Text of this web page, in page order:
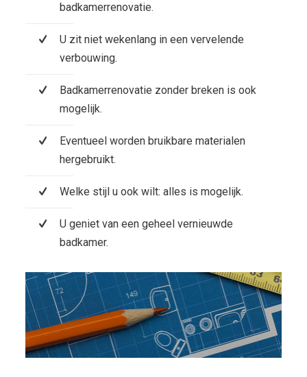
badkamerrenovatie.
U zit niet wekenlang in een vervelende
verbouwing.
Badkamerrenovatie zonder breken is ook
mogelijk.
Eventueel worden bruikbare materialen
hergebruikt.
Welke stijl u ook wilt: alles is mogelijk.
U geniet van een geheel vernieuwde
badkamer.